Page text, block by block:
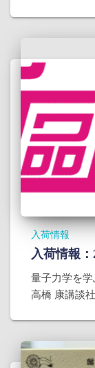
入荷情報
入荷情報：
量子力学を学
高橋 康講談